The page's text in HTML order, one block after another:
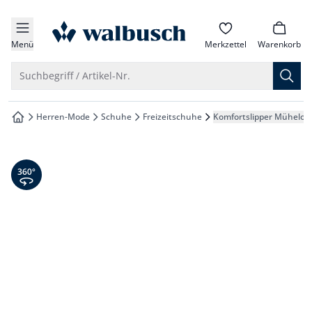
springen
springen
springen
springen
Menü zur Startseite Merkzettel Warenkorb
Suchbegriff / Artikel-Nr.
zur Startseite
Herren-Mode Schuhe Freizeitschuhe Komfortslipper Mühelos
360° Ansicht